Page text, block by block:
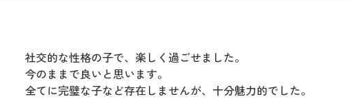
社交的な性格の子で、楽しく過ごせました。
今のままで良いと思います。
全てに完璧な子など存在しませんが、十分魅力的でした。